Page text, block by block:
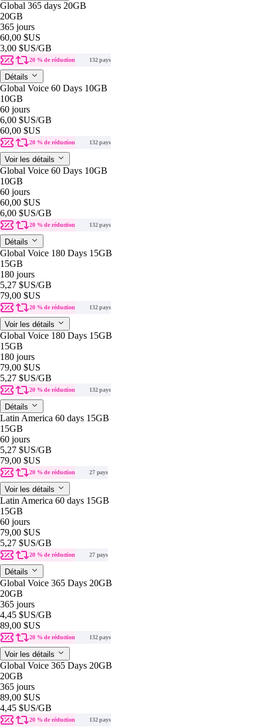
Global 365 days 20GB
20GB
365 jours
60,00 $US
3,00 $US/GB
20 % de réduction 132 pays
Détails
Global Voice 60 Days 10GB
10GB
60 jours
6,00 $US/GB
60,00 $US
20 % de réduction 132 pays
Voir les détails
Global Voice 60 Days 10GB
10GB
60 jours
60,00 $US
6,00 $US/GB
20 % de réduction 132 pays
Détails
Global Voice 180 Days 15GB
15GB
180 jours
5,27 $US/GB
79,00 $US
20 % de réduction 132 pays
Voir les détails
Global Voice 180 Days 15GB
15GB
180 jours
79,00 $US
5,27 $US/GB
20 % de réduction 132 pays
Détails
Latin America 60 days 15GB
15GB
60 jours
5,27 $US/GB
79,00 $US
20 % de réduction 27 pays
Voir les détails
Latin America 60 days 15GB
15GB
60 jours
79,00 $US
5,27 $US/GB
20 % de réduction 27 pays
Détails
Global Voice 365 Days 20GB
20GB
365 jours
4,45 $US/GB
89,00 $US
20 % de réduction 132 pays
Voir les détails
Global Voice 365 Days 20GB
20GB
365 jours
89,00 $US
4,45 $US/GB
20 % de réduction 132 pays